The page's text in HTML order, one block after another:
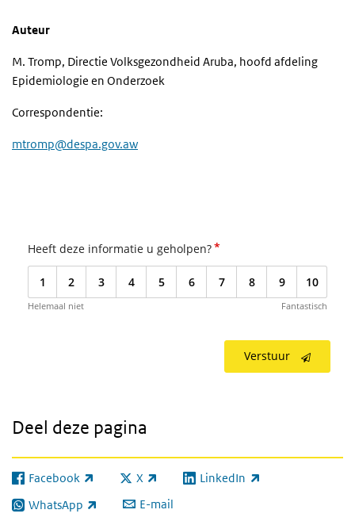
Auteur
M. Tromp, Directie Volksgezondheid Aruba, hoofd afdeling
Epidemiologie en Onderzoek
Correspondentie:
mtromp@despa.gov.aw
Heeft deze informatie u geholpen?*
1 2 3 4 5 6 7 8 9 10
Helemaal niet Fantastisch
Verstuur
Deel deze pagina
Facebook
(externe link) X
(externe link) LinkedIn
(externe link)
WhatsApp
(externe link) E-mail